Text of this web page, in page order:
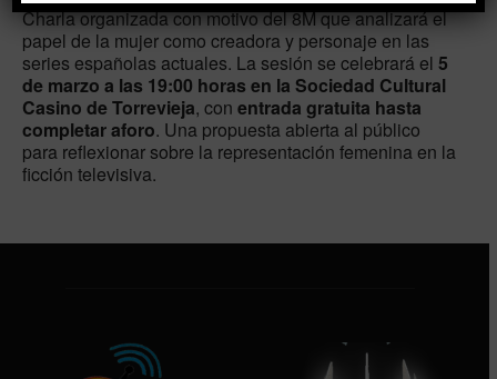
Charla organizada con motivo del 8M que analizará el
papel de la mujer como creadora y personaje en las
series españolas actuales. La sesión se celebrará el 5
de marzo a las 19:00 horas en la Sociedad Cultural
Casino de Torrevieja, con entrada gratuita hasta
completar aforo. Una propuesta abierta al público
para reflexionar sobre la representación femenina en la
ficción televisiva.